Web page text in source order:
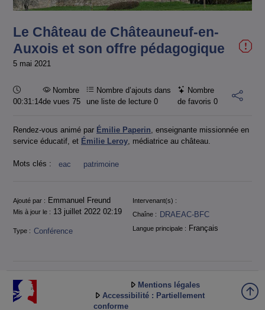
vidéo
Le Château de Châteauneuf-en-
Auxois et son offre pédagogique
5 mai 2021
Durée :
00:31:14
Nombre
de vues 75
Nombre d’ajouts dans
une liste de lecture0
Nombre
de favoris 0
Rendez-vous animé par Émilie Paperin, enseignante missionnée en
service éducatif, et Émilie Leroy, médiatrice au château.
Mots clés : eac patrimoine
Informations
Ajouté par : Emmanuel Freund
Intervenant(s) :
Mis à jour le : 13 juillet 2022 02:19 Chaîne : DRAEAC-BFC
Type : Conférence Langue principale : Français
Mentions légales
Accessibilité : Partiellement
conforme